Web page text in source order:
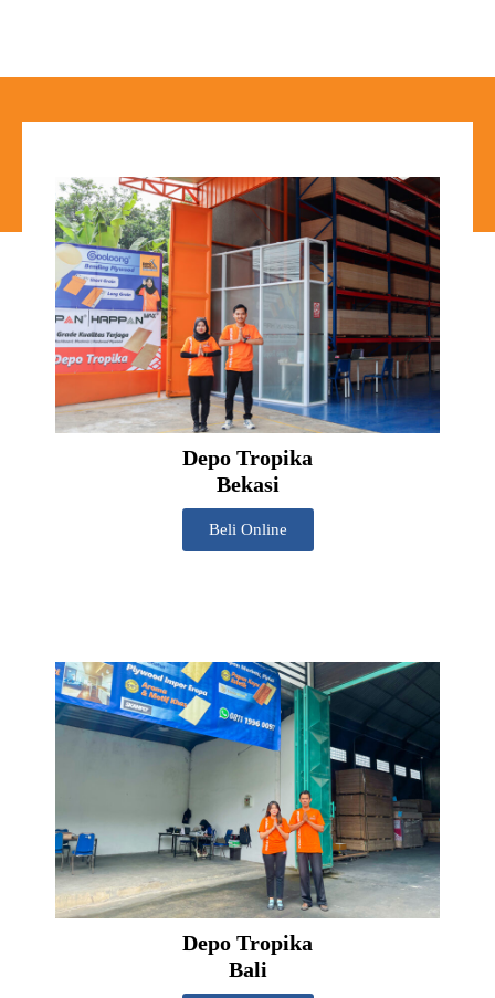
Depo Tropika
Bekasi
Beli Online
Depo Tropika
Bali